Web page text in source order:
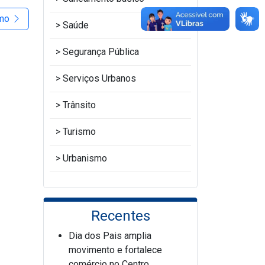
Saúde
Segurança Pública
Serviços Urbanos
Trânsito
Turismo
Urbanismo
Recentes
Dia dos Pais amplia
movimento e fortalece